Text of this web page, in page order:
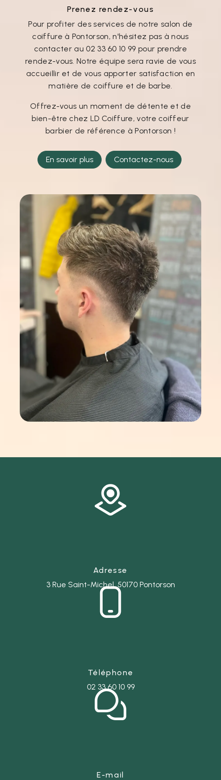
Prenez rendez-vous
Pour profiter des services de notre salon de
coiffure à Pontorson, n'hésitez pas à nous
contacter au 02 33 60 10 99 pour prendre
rendez-vous. Notre équipe sera ravie de vous
accueillir et de vous apporter satisfaction en
matière de coiffure et de barbe.
Offrez-vous un moment de détente et de
bien-être chez LD Coiffure, votre coiffeur
barbier de référence à Pontorson !
En savoir plus Contactez-nous
Adresse
3 Rue Saint-Michel, 50170 Pontorson
Téléphone
02 33 60 10 99
E-mail